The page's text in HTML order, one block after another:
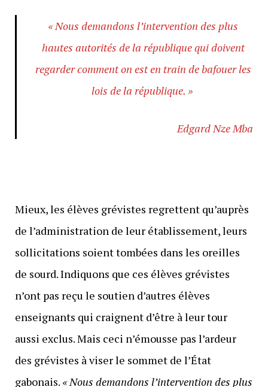
« Nous demandons l’intervention des plus
hautes autorités de la république qui doivent
regarder comment on est en train de bafouer les
lois de la république. »
Edgard Nze Mba
Mieux, les élèves grévistes regrettent qu’auprès
de l’administration de leur établissement, leurs
sollicitations soient tombées dans les oreilles
de sourd. Indiquons que ces élèves grévistes
n’ont pas reçu le soutien d’autres élèves
enseignants qui craignent d’être à leur tour
aussi exclus. Mais ceci n’émousse pas l’ardeur
des grévistes à viser le sommet de l’État
gabonais. « Nous demandons l’intervention des plus